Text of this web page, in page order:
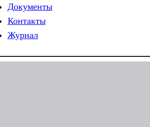
Документы
Контакты
Журнал